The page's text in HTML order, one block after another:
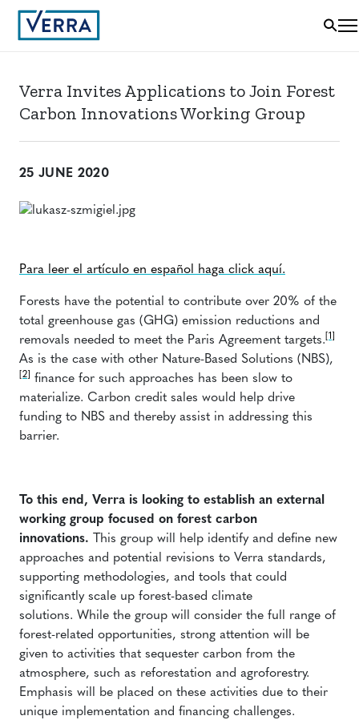
Verra Invites Applications to Join Forest
Carbon Innovations Working Group
25 JUNE 2020
Para leer el artículo en español haga click aquí.
Forests have the potential to contribute over 20% of the
total greenhouse gas (GHG) emission reductions and
removals needed to meet the Paris Agreement targets. [1]
As is the case with other Nature-Based Solutions (NBS),
[2]
finance for such approaches has been slow to
materialize. Carbon credit sales would help drive
funding to NBS and thereby assist in addressing this
barrier.
To this end, Verra is looking to establish an external
working group focused on forest carbon
innovations. This group will help identify and define new
approaches and potential revisions to Verra standards,
supporting methodologies, and tools that could
significantly scale up forest-based climate
solutions. While the group will consider the full range of
forest-related opportunities, strong attention will be
given to activities that sequester carbon from the
atmosphere, such as reforestation and agroforestry.
Emphasis will be placed on these activities due to their
unique implementation and financing challenges.